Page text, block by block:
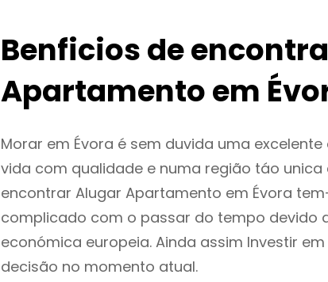
Benficios de
Apartamento em
Morar em Évora é sem duvida uma
vida com qualidade e numa região táo unica
encontrar Alugar Apartamento em Évora
complicado com o passar do tempo devido
económica europeia. Ainda assim Investir
decisão no momento atual.